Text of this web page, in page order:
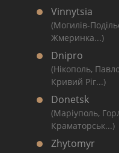
Vinnytsia
(Могилів-
Жмеринка...)
Dnipro
(Нікополь,
Кривий Ріг...)
Donetsk
(Маріуполь,
Краматорськ...)
Zhytomyr